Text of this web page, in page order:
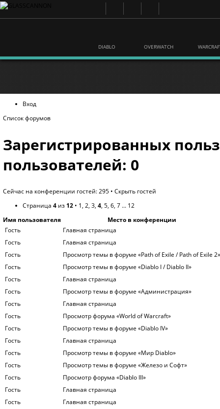
DIABLO OVERWATCH
Вход
Список форумов
Зарегистрированных
пользователей: 0
Сейчас на конференции гостей: 295 • Скрыть гостей
Страница 4 из 12 • 1, 2, 3, 4, 5, 6, 7 ... 12
Имя пользователя
Место в конференции
Гость
Главная страница
Гость
Главная страница
Гость
Просмотр темы в форуме «Path of Exile / Path of Exile 2»
Гость
Просмотр темы в форуме «Diablo I / Diablo II»
Гость
Главная страница
Гость
Просмотр темы в форуме «Администрация»
Гость
Главная страница
Гость
Просмотр форума «World of Warcraft»
Гость
Просмотр темы в форуме «Diablo IV»
Гость
Главная страница
Гость
Просмотр темы в форуме «Мир Diablo»
Гость
Просмотр темы в форуме «Железо и Софт»
Гость
Просмотр форума «Diablo III»
Гость
Главная страница
Гость
Главная страница